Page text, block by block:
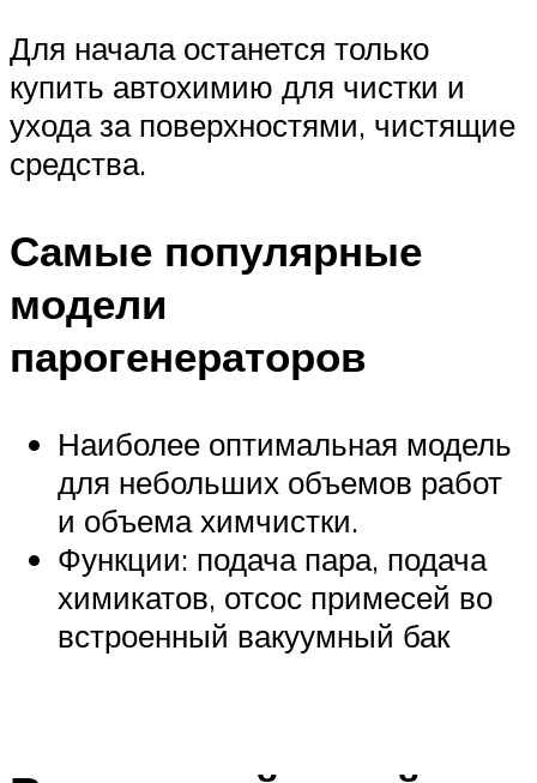
Для начала останется только
купить автохимию для чистки и
ухода за поверхностями, чистящие
средства.
Самые популярные
модели
парогенераторов
Наиболее оптимальная модель
для небольших объемов работ
и объема химчистки.
Функции: подача пара, подача
химикатов, отсос примесей во
встроенный вакуумный бак